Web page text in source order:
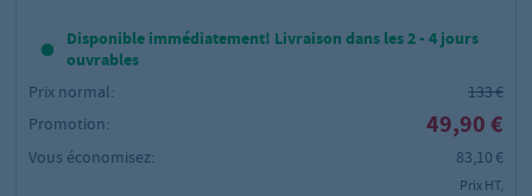
Disponible immédiatement! Livraison dans les 2 - 4 jours
ouvrables
Prix normal:
133 €
Promotion:
49,90 €
Vous économisez: 83,10 €
Prix HT,